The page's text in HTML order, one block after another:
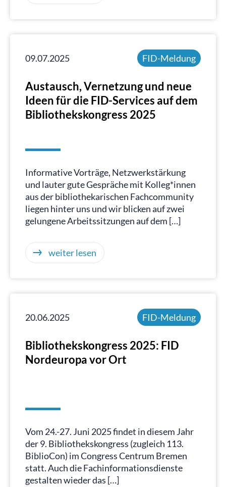
09.07.2025 FID-Meldung
Austausch, Vernetzung und neue
Ideen für die FID-Services auf dem
Bibliothekskongress 2025
Informative Vorträge, Netzwerkstärkung
und lauter gute Gespräche mit Kolleg*innen
aus der bibliothekarischen Fachcommunity
liegen hinter uns und wir blicken auf zwei
gelungene Arbeitssitzungen auf dem […]
weiter lesen
20.06.2025 FID-Meldung
Bibliothekskongress 2025: FID
Nordeuropa vor Ort
Vom 24.-27. Juni 2025 findet in diesem Jahr
der 9. Bibliothekskongress (zugleich 113.
BiblioCon) im Congress Centrum Bremen
statt. Auch die Fachinformationsdienste
gestalten wieder das […]